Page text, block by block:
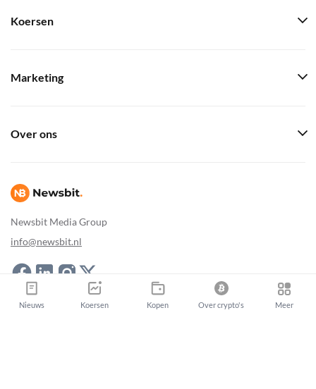
Newsbit Media Group
info@newsbit.nl
Koersen
Marketing
Over ons
Newsbit Copyright © 2026 Sitemap
Nieuws Koersen Kopen Over crypto's Meer